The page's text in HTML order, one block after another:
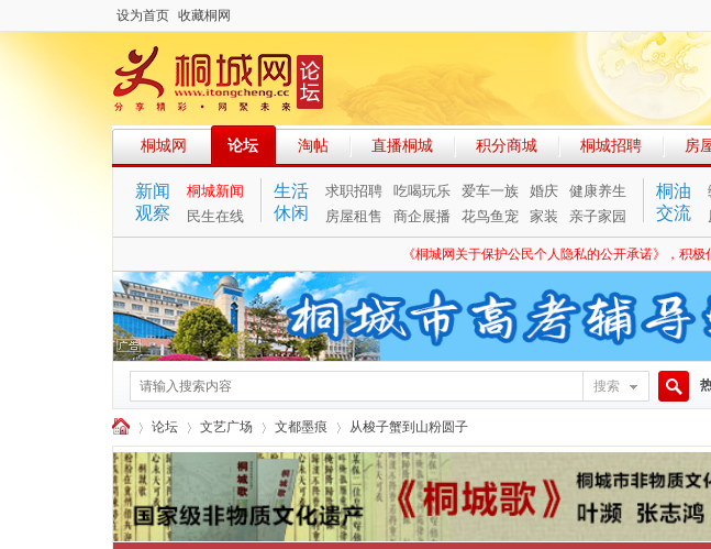
设为首页 收藏桐网
桐城网 论坛 淘帖 直播桐城 积分商城 桐城招聘 房
新闻
观察
桐城新闻
民生在线
生活
休闲
求职招聘 吃喝玩乐 爱车一族 婚庆
健康养生
房屋租售
商企展播 花鸟鱼宠 家装 亲子家园
桐油
交流
《桐城网关于保护公民个人隐私的公开承诺》，积
搜索
索
桐 »
论坛
›
文艺广场
›
文都墨痕
›
从梭子蟹到山粉圆子